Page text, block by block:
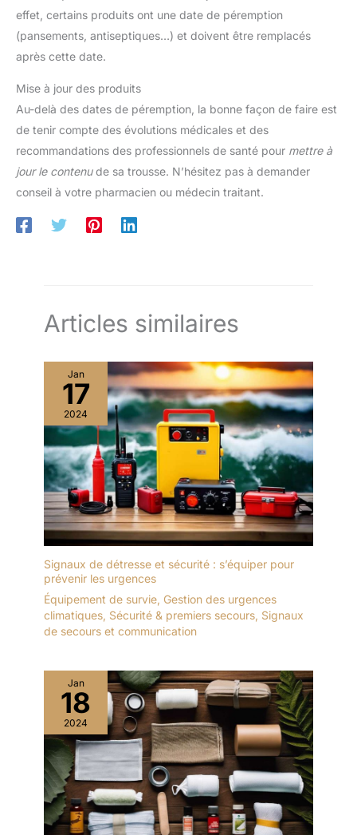
effet, certains produits ont une date de péremption
(pansements, antiseptiques…) et doivent être remplacés
après cette date.
Mise à jour des produits
Au-delà des dates de péremption, la bonne façon de faire est
de tenir compte des évolutions médicales et des
recommandations des professionnels de santé pour mettre à
jour le contenude sa trousse. N’hésitez pas à demander
conseil à votre pharmacien ou médecin traitant.
Articles similaires
Jan
17
2024
Signaux de détresse et sécurité : s’équiper pour
prévenir les urgences
Équipement de survie, Gestion des urgences
climatiques, Sécurité & premiers secours, Signaux
de secours et communication
Jan
18
2024